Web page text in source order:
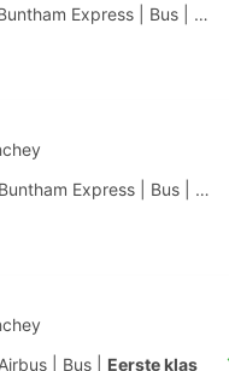
Express Bus
Express Bus VIP
Bus Eerste klas